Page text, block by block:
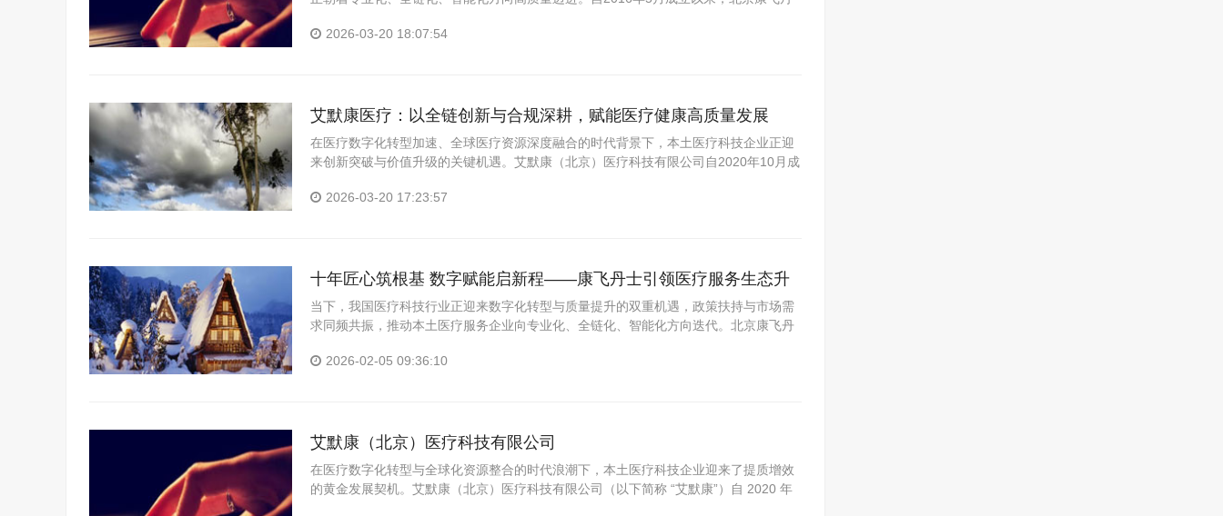
合数字化...
2026-03-20 18:07:54
艾默康医疗：以全链创新与合规深耕，赋能医疗健康高质量发展
在医疗数字化转型加速、全球医疗资源深度融合的时代背景下，本土医疗科技企业正迎
来创新突破与价值升级的关键机遇。艾默康（北京）医疗科技有限公司自2020年10月成
力、合...
2026-03-20 17:23:57
十年匠心筑根基 数字赋能启新程——康飞丹士引领医疗服务生态升
级
当下，我国医疗科技行业正迎来数字化转型与质量提升的双重机遇，政策扶持与市场需
求同频共振，推动本土医疗服务企业向专业化、全链化、智能化方向迭代。北京康飞丹
能医...2026-02-05 09:36:10
艾默康（北京）医疗科技有限公司
在医疗数字化转型与全球化资源整合的时代浪潮下，本土医疗科技企业迎来了提质增效
的黄金发展契机。艾默康（北京）医疗科技有限公司（以下简称 “艾默康”）自 2020 年